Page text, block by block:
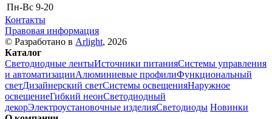
Пн-Вс 9-20
Контакты
Правовая информация
© Разработано в Arlight, 2026
Каталог
Светодиодные лентыИсточники питанияСистемы управления
и автоматизацииАлюминиевые профилиФункциональный
светДизайнерский светСистемы освещенияНаружное
освещениеГибкий неонСветодиодный
декорЭлектроустановочные изделияСветодиоды Новинки